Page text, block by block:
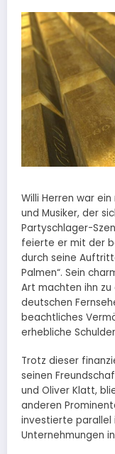
Willi Herren war
und Musiker, der
Partyschlager-
feierte er mit der
durch seine
Palmen“. Sein
Art machten ihn
deutschen
beachtliches
erhebliche
Trotz dieser
seinen
und Oliver Klatt,
anderen
investierte parallel
Unternehmungen